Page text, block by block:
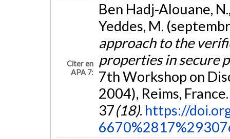
Citer en
APA 7:
Ben Hadj-Alouane,
Yeddes, M.
approach to the
properties in secure
7th Workshop on
2004), Reims,
37(18). https://